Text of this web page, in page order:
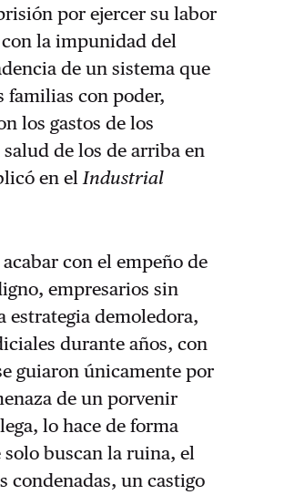
por ejercer su labor
la impunidad del
de un sistema que
familias con poder,
los gastos de los
de los de arriba en
en el Industrial
con el empeño de
empresarios sin
estrategia demoledora,
durante años, con
guiaron únicamente por
de un porvenir
lo hace de forma
buscan la ruina, el
condenadas, un castigo